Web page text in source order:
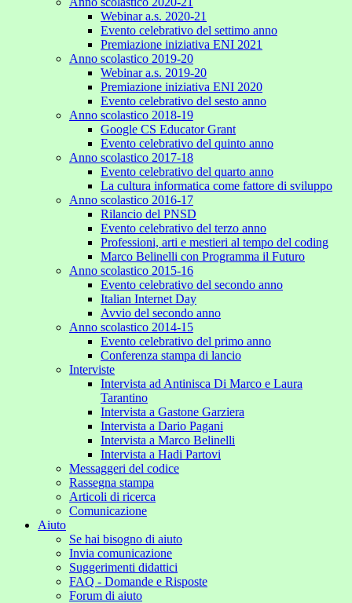
Webinar a.s. 2020-21
Evento celebrativo del settimo anno
Premiazione iniziativa ENI 2021
Anno scolastico 2019-20
Webinar a.s. 2019-20
Premiazione iniziativa ENI 2020
Evento celebrativo del sesto anno
Anno scolastico 2018-19
Google CS Educator Grant
Evento celebrativo del quinto anno
Anno scolastico 2017-18
Evento celebrativo del quarto anno
La cultura informatica come fattore di sviluppo
Anno scolastico 2016-17
Rilancio del PNSD
Evento celebrativo del terzo anno
Professioni, arti e mestieri al tempo del coding
Marco Belinelli con Programma il Futuro
Anno scolastico 2015-16
Evento celebrativo del secondo anno
Italian Internet Day
Avvio del secondo anno
Anno scolastico 2014-15
Evento celebrativo del primo anno
Conferenza stampa di lancio
Interviste
Intervista ad Antinisca Di Marco e Laura
Tarantino
Intervista a Gastone Garziera
Intervista a Dario Pagani
Intervista a Marco Belinelli
Intervista a Hadi Partovi
Messaggeri del codice
Rassegna stampa
Articoli di ricerca
Comunicazione
Aiuto
Se hai bisogno di aiuto
Invia comunicazione
Suggerimenti didattici
FAQ - Domande e Risposte
Forum di aiuto